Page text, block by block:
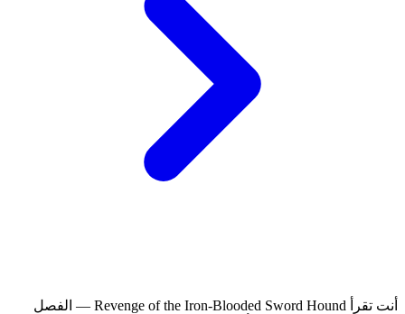
أنت تقرأ Revenge of the Iron-Blooded Sword Hound — الفصل